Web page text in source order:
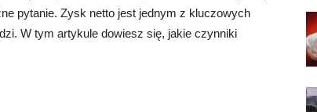
pytanie. Zysk netto jest jednym z kluczowych
W tym artykule dowiesz się, jakie czynniki